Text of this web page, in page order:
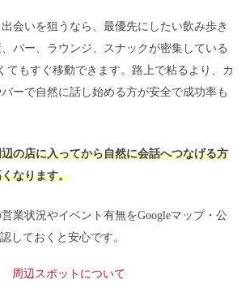
会いを狙うなら、最優先にしたい飲み歩き
バー、ラウンジ、スナックが密集している
てもすぐ移動できます。路上で粘るより、カ
ーで自然に話し始める方が安全で成功率も
の店に入ってから自然に会話へつなげる方
なります。
業状況やイベント有無をGoogleマップ・公
しておくと安心です。
周辺スポットについて